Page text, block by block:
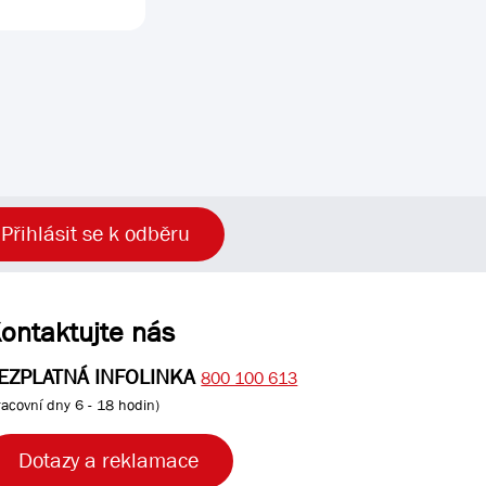
Přihlásit se k odběru
nás
INFOLINKA 800 100 613
dny 6 - 18 hodin)
Dotazy a reklamace